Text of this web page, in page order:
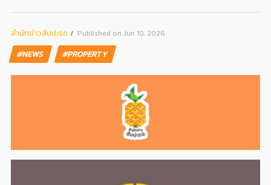
สํานักข่าวสับปะรด Published on Jun 10, 2026
#NEWS #PROPERTY